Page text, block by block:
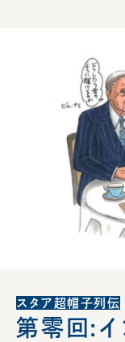
スタア超帽子列伝
第零回:イ